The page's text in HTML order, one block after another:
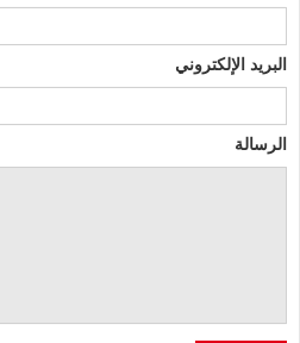
البريد الإلكتروني
الرسالة